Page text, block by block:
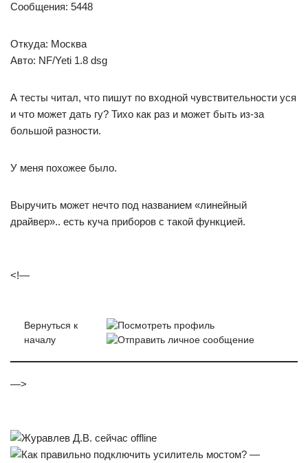
Сообщения: 5448
Откуда: Москва
Авто: NF/Yeti 1.8 dsg
А тесты читал, что пишут по входной чувствительности уся
и что может дать гу? Тихо как раз и может быть из-за
большой разности.
У меня похожее было.
Выручить может нечто под названием «линейный
драйвер».. есть куча приборов с такой функцией.
<!—
Вернуться к
началу
—>